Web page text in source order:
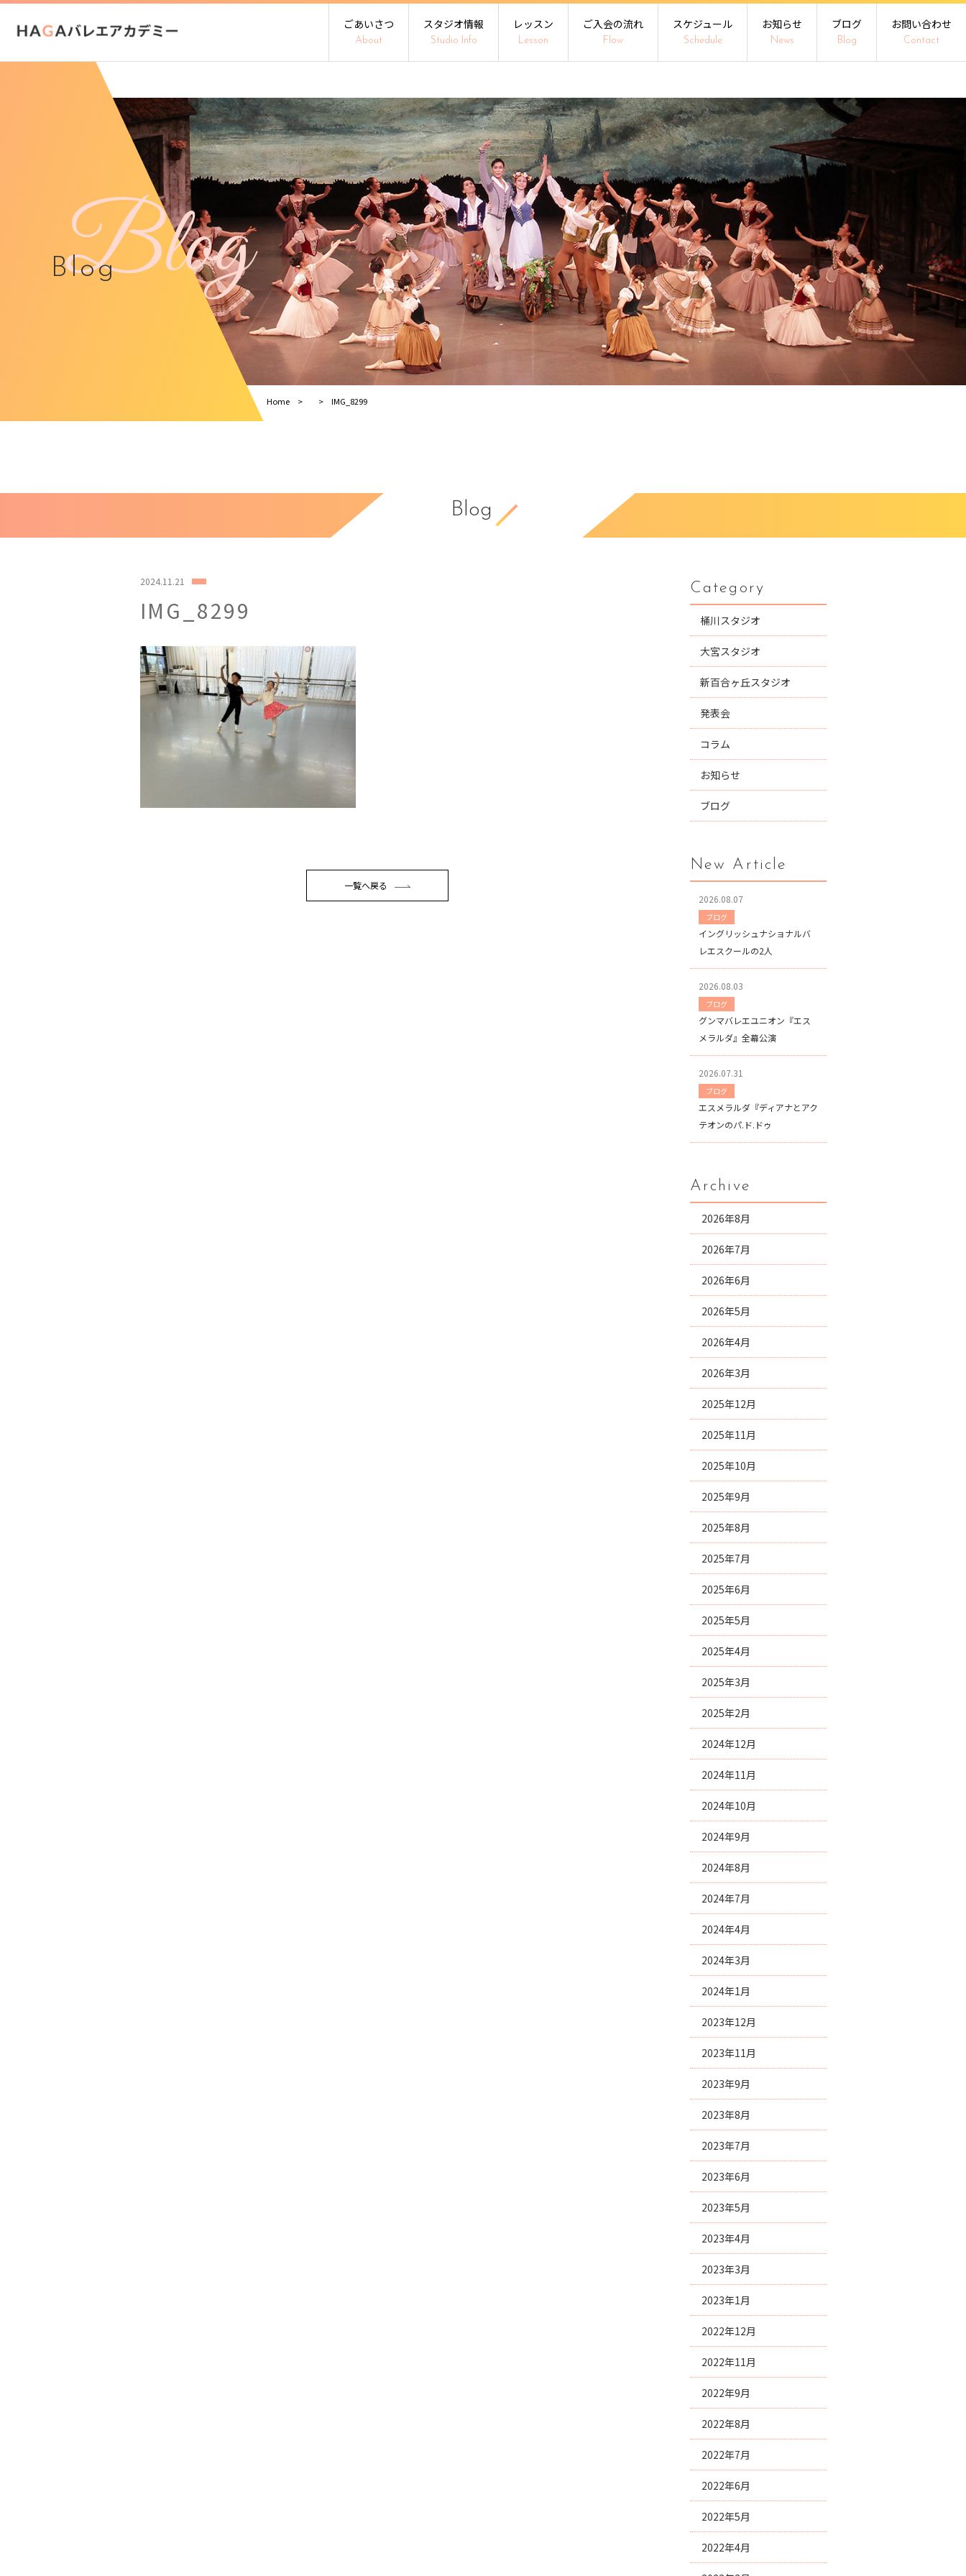
ごあいさつ
About
スタジオ情報
Studio Info
レッスン
Lesson
ご入会の流れ
Flow
スケジュール
Schedule
お知らせ
News
ブログ
Blog
お問い合わせ
Contact
Blog
Blog
Home IMG_8299
Blog
2024.11.21
IMG_8299
一覧へ戻る
Category
桶川スタジオ
大宮スタジオ
新百合ヶ丘スタジオ
発表会
コラム
お知らせ
ブログ
New Article
2026.08.07
ブログ
イングリッシュナショナルバ
レエスクールの2人
2026.08.03
ブログ
グンマバレエユニオン『エス
メラルダ』全幕公演
2026.07.31
ブログ
エスメラルダ『ディアナとアク
テオンのパ.ド.ドゥ
Archive
2026年8月
2026年7月
2026年6月
2026年5月
2026年4月
2026年3月
2025年12月
2025年11月
2025年10月
2025年9月
2025年8月
2025年7月
2025年6月
2025年5月
2025年4月
2025年3月
2025年2月
2024年12月
2024年11月
2024年10月
2024年9月
2024年8月
2024年7月
2024年4月
2024年3月
2024年1月
2023年12月
2023年11月
2023年9月
2023年8月
2023年7月
2023年6月
2023年5月
2023年4月
2023年3月
2023年1月
2022年12月
2022年11月
2022年9月
2022年8月
2022年7月
2022年6月
2022年5月
2022年4月